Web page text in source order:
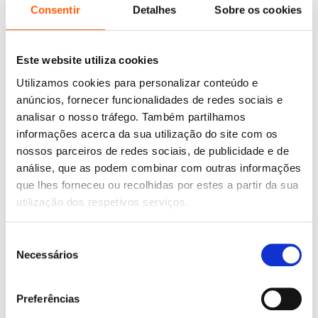
Consentir Detalhes Sobre os cookies
Este website utiliza cookies
Utilizamos cookies para personalizar conteúdo e
anúncios, fornecer funcionalidades de redes sociais e
analisar o nosso tráfego. Também partilhamos
informações acerca da sua utilização do site com os
nossos parceiros de redes sociais, de publicidade e de
análise, que as podem combinar com outras informações
que lhes forneceu ou recolhidas por estes a partir da sua
utilização dos respetivos serviços.
Necessários
Preferências
Genialmente Educação
Pré-escolar 3-4 anos:
Teres uma Mente Genial!
15,95
preço
14,35 €O
preço
O Bando das Cavernas: